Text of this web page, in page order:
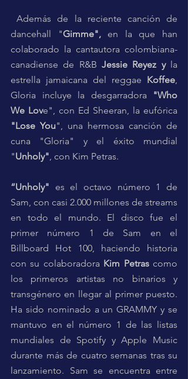
Además de la reciente canción de
dancehall "Gimme", en la que han
colaborado la cantautora colombiana-
canadiense de R&B Jessie Reyez y la
estrella jamaicana del reggae Koffee
Gloria incluye la desgarradora
"Who
We Lov
"Lose You", una hermosa canción de
cuna "Gloria" y el éxito mundial
"Unholy" , con Kim Petras.
“Unholy" es el octavo número 1 de
Sam, con casi 2.000 millones de streams
en todo el mundo. El disco fue el
primer número 1 de Sam en el
Billboard Hot 100, haciendo historia
con su colaboradora Kim Petras como
los primeros artistas no binarios y
transgénero en llegar al primer puesto.
Ha sido nominado a un GRAMMY y se
mantuvo en el número 1 de las listas
mundiales de Spotify y Apple Music
durante más de cuatro semanas tras su
lanzamiento. Sam se encuentra entre